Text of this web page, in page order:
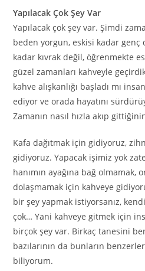
Yapılacak Çok Şey Var
Yapılacak çok şey var. Şimdi
beden yorgun, eskisi kadar
kadar kıvrak değil, öğrenmekte
güzel zamanları kahveyle
kahve alışkanlığı başladı mı
ediyor ve orada hayatını
Zamanın nasıl hızla akıp
Kafa dağıtmak için gidiyoruz,
gidiyoruz. Yapacak işimiz yok
hanımın ayağına bağ olmamak,
dolaşmamak için kahveye
bir şey yapmak istiyorsanız,
çok… Yani kahveye gitmek için
birçok şey var. Birkaç tanesini
bazılarının da bunların
biliyorum.